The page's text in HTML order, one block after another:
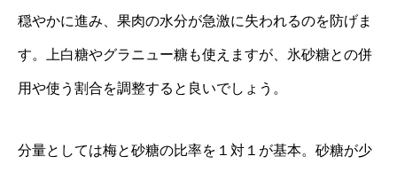
穏やかに進み、果肉の水分が急激に失われるのを防げま
す。上白糖やグラニュー糖も使えますが、氷砂糖との併
用や使う割合を調整すると良いでしょう。
分量としては梅と砂糖の比率を１対１が基本。砂糖が少